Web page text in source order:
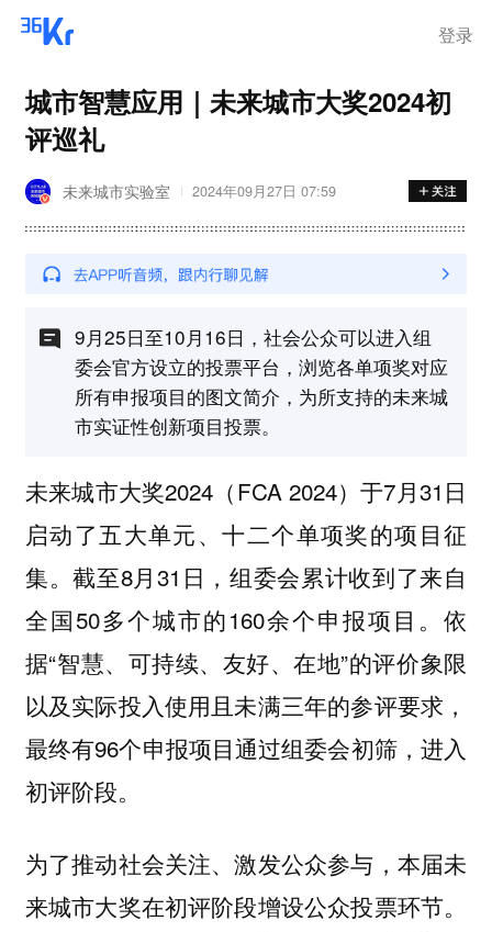
登录
城市智慧应用｜未来城市大奖2024初
评巡礼
未来城市实验室 2024年09月27日 07:59
9月25日至10月16日，社会公众可以进入组
委会官方设立的投票平台，浏览各单项奖对应
所有申报项目的图文简介，为所支持的未来城
市实证性创新项目投票。
未来城市大奖2024（FCA 2024）于7月31日
启动了五大单元、十二个单项奖的项目征
集。截至8月31日，组委会累计收到了来自
全国50多个城市的160余个申报项目。依
据“智慧、可持续、友好、在地”的评价象限
以及实际投入使用且未满三年的参评要求，
最终有96个申报项目通过组委会初筛，进入
初评阶段。
为了推动社会关注、激发公众参与，本届未
来城市大奖在初评阶段增设公众投票环节。